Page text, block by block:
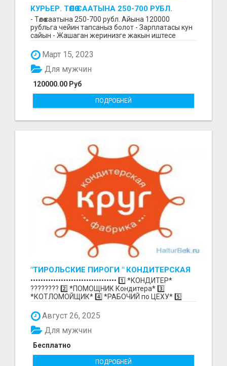
КУРЬЕР. ТӨЛӨӨ СААТЫНА 250-700 РУБЛ.
ЖУМУШ ГРАФИГИ СВОБОДНЫЙ. БЕЗ
ОПЫТА АЛАБЫЗ. ҮЙДҮН ЖАНЫНДА.
- Төлөө саатына 250-700 рубл. Айына 120000
рубльга чейин тапсаныз болот - Зарплатасы кун
сайын - Жашаган жеринизге жакын иштесе
Март 15, 2023
120000.00 Руб
Для мужчин
ПОДРОБНЕЙ
"ТИРОЛЬСКИЕ ПИРОГИ " КОНДИТЕРСКАЯ
ФАБРИКА "КРУГ "
•••••••••••••••••••••••••••••••••• 1️⃣ *КОНДИТЕР*
????‍???? 2️⃣ *ПОМОЩНИК Кондитера* 3️⃣
*КОТЛОМОЙЩИК* 4️⃣ *РАБОЧИЙ по ЦЕХУ* 5️⃣
Август 26, 2025
Бесплатно
Для мужчин
ПОДРОБНЕЙ